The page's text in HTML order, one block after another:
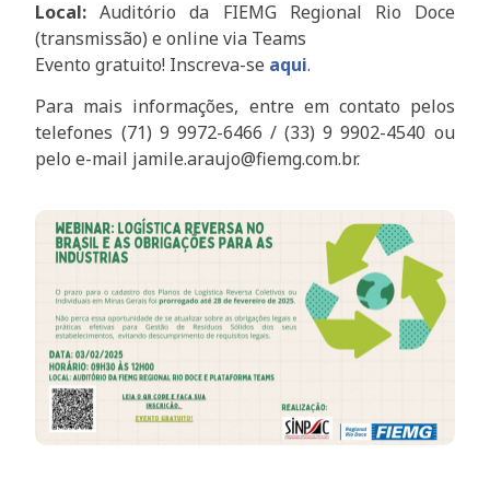
Local:Auditório da FIEMG Regional Rio Doce
(transmissão) e online via Teams
Evento gratuito! Inscreva-se aqui.
Para mais informações, entre em contato pelos
telefones (71) 9 9972-6466 / (33) 9 9902-4540 ou
pelo e-mail jamile.araujo@fiemg.com.br.